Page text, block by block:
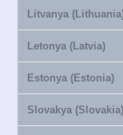
Litvanya
Letonya (Latvia)
Estonya (Estonia)
Slovakya (Slovakia)